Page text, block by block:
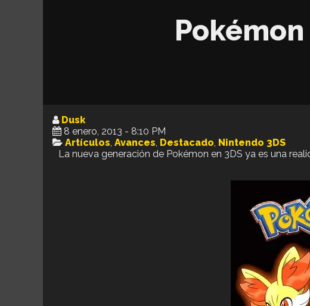
Dusk
8 enero, 2013 - 8:10 PM
Artículos Avances Destacado Nintendo 3DS
La nueva generación de Pokémon en 3DS ya es una